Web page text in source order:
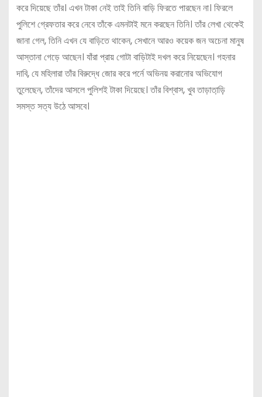
করে দিয়েছে তাঁর। এখন টাকা নেই তাই তিনি বাড়ি ফিরতে পারছেন না। ফিরলে
পুলিশে গ্রেফতার করে নেবে তাঁকে এমনটাই মনে করছেন তিনি। তাঁর লেখা থেকেই
জানা গেল, তিনি এখন যে বাড়িতে থাকেন, সেখানে আরও কয়েক জন অচেনা মানুষ
আস্তানা গেড়ে আছেন। যাঁরা প্রায় গোটা বাড়িটাই দখল করে নিয়েছেন। গহনার
দাবি, যে মহিলারা তাঁর বিরুদ্ধে জোর করে পর্নে অভিনয় করানোর অভিযোগ
তুলেছেন, তাঁদের আসলে পুলিশই টাকা দিয়েছে। তাঁর বিশ্বাস, খুব তাড়াতা়ড়়ি
সমস্ত সত্য উঠে আসবে।